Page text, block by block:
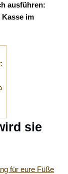
ausführen:
im
sie